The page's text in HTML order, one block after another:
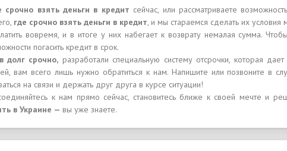
срочно взять деньги в кредит сейчас, или рассматриваете
где срочно взять деньги в кредит, и мы стараемся сделать их условия
вовремя, и в итоге у них набегает к возврату немалая сумма.
погасить кредит в срок.
долг срочно, разработали специальную систему отсрочки, которая
вам всего лишь нужно обратиться к нам. Напишите или позвоните в
на связи и держать друг друга в курсе ситуации!
к нам прямо сейчас, становитесь ближе к своей мечте и
в Украине — вы уже знаете.